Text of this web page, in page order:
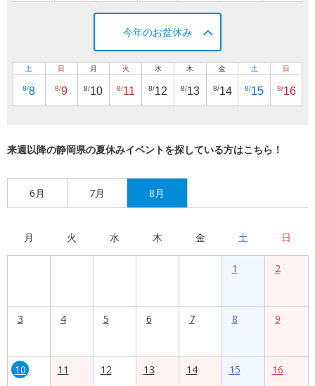
今年のお盆休み
土
8/8
日
8/9
月
8/10
火
8/11
水
8/12
木
8/13
金
8/14
土
8/15
日
8/16
来週以降の静岡県の夏休みイベントを探している方はこちら！
6月 7月 8月
月 火 水 木 金 土 日
1 2
3 4 5 6 7 8 9
10 11 12 13 14 15 16